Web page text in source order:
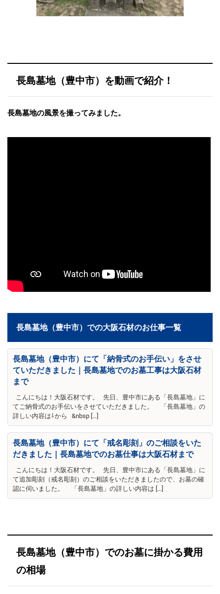
長島墓地（豊中市）を動画で紹介！
長島墓地の風景を撮ってみました。
長島墓地（豊中市）での大阪石材のお仕事一覧
長島墓地（豊中市）にて「納骨式のお手伝い」をさせ
ていただきました｜長島墓地でのお墓工事は大阪石材
まで
こんにちは！大阪石材です。 先日、豊中市にある「長島墓地」に
てご納骨式のお手伝いをさせていただきました。 「長島墓地」の
詳しい内容は⇩から &nbsp […]
長島墓地（豊中市）にて「戒名彫刻」のご相談をいた
だきました｜長島墓地でのお墓仕事は大阪石材まで
こんにちは！大阪石材です。 先日、豊中市にある「長島墓地」に
て追加彫刻（戒名彫刻）のご相談をいただきましたので、お墓の確
認に伺いました。 「長島墓地」の詳しい内容は […]
長島墓地（豊中市）でのお墓に掛かる費用
の相場